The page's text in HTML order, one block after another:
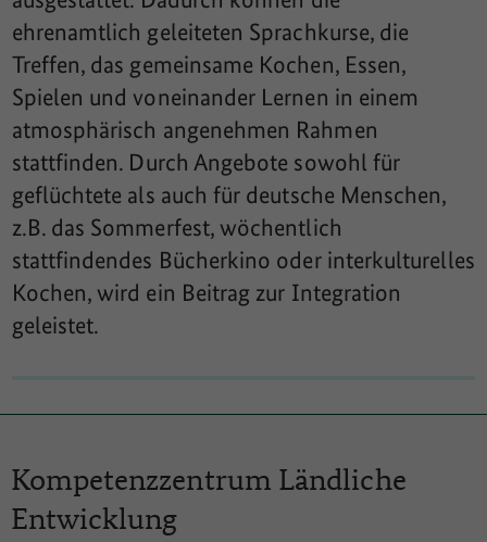
ehrenamtlich geleiteten Sprachkurse, die
Treffen, das gemeinsame Kochen, Essen,
Spielen und voneinander Lernen in einem
atmosphärisch angenehmen Rahmen
stattfinden. Durch Angebote sowohl für
geflüchtete als auch für deutsche Menschen,
z.B. das Sommerfest, wöchentlich
stattfindendes Bücherkino oder interkulturelles
Kochen, wird ein Beitrag zur Integration
geleistet.
Kompetenzzentrum Ländliche
Entwicklung